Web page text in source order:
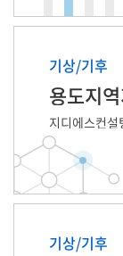
기상/기후
용도지
지디에스컨설
기상/기후